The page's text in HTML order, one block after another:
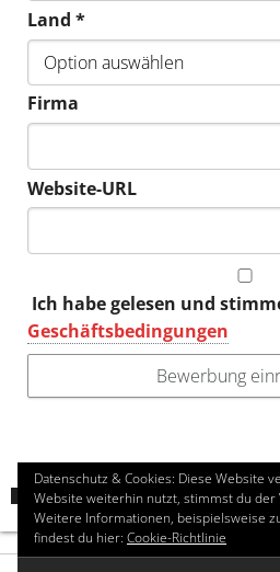
Land *
Firma
Website-URL
Ich habe gelesen und
Geschäftsbedingungen
Datenschutz & Cookies: Diese Website
Website weiterhin nutzt, stimmst du der
Weitere Informationen, beispielsweise
findest du hier: Cookie-Richtlinie